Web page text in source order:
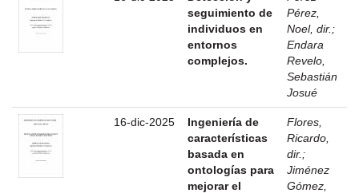
seguimiento de
individuos en
entornos
complejos.
Pérez,
Noel, dir. ;
Endara
Revelo,
Sebastián
Josué
16-dic-2025
Ingeniería de
características
basada en
ontologías para
mejorar el
Flores,
Ricardo,
dir. ;
Jiménez
Gómez,